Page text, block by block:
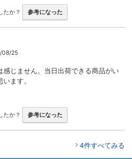
たか？ 参考になった
4
08/25
感じません。当日出荷できる商品がい
ます。
たか？ 参考になった
4件すべてみる